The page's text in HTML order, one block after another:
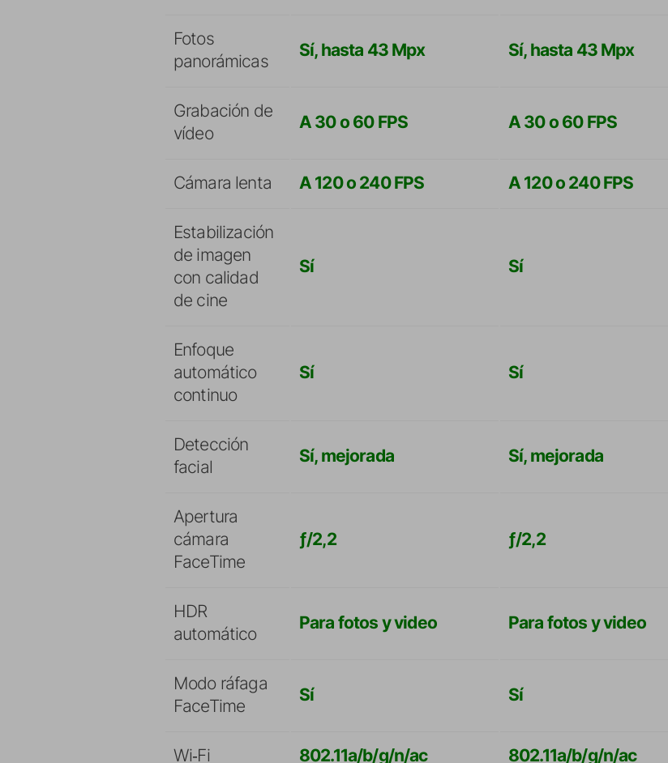
Fotos
panorámicas
Sí, hasta 43 Mpx Sí, hasta 43 Mpx
Grabación de
vídeo
A 30 o 60 FPS A 30 o 60 FPS
Cámara lenta A 120 o 240 FPS A 120 o 240 FPS
Estabilización
de imagen
con calidad
de cine
Sí Sí
Enfoque
automático
continuo
Sí Sí
Detección
facial
Sí, mejorada Sí, mejorada
Apertura
cámara
FaceTime
ƒ/2,2 ƒ/2,2
HDR
automático
Para fotos y video Para fotos y video
Modo ráfaga
FaceTime
Sí Sí
Wi‑Fi 802.11a/b/g/n/ac 802.11a/b/g/n/ac